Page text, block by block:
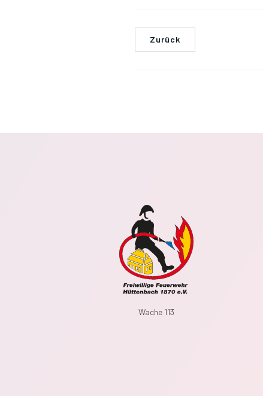
Zurück
Wache 113